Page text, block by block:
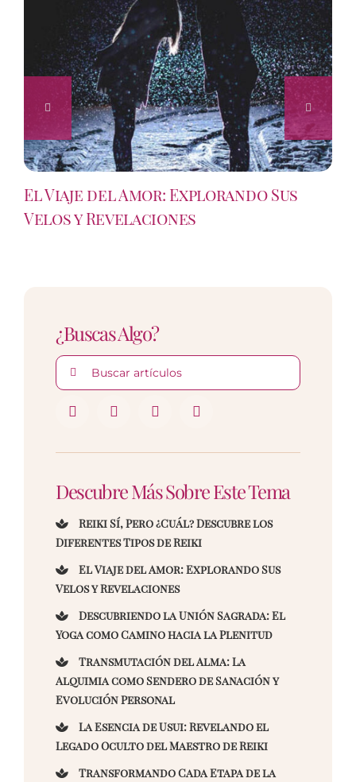
El Viaje del Amor: Explorando Sus
Velos y Revelaciones
¿Buscas Algo?
Buscar:
Descubre Más Sobre Este Tema
Reiki Sí, Pero ¿Cuál? Descubre los
Diferentes Tipos de Reiki
El Viaje del Amor: Explorando Sus
Velos y Revelaciones
Descubriendo la Unión Sagrada: El
Yoga como Camino hacia la Plenitud
Transmutación del Alma: La
Alquimia como Sendero de Sanación y
Evolución Personal
La Esencia de Usui: Revelando el
Legado Oculto del Maestro de Reiki
Transformando Cada Etapa de la